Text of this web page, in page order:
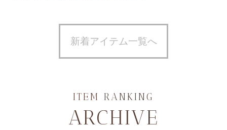
新着アイテム一覧へ
ITEM RANKING
ARCHIVE